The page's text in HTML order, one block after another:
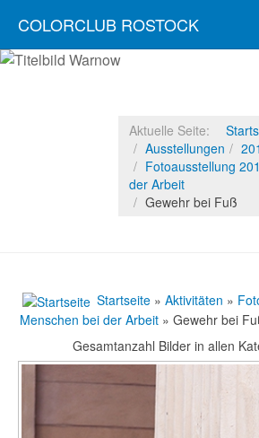
COLORCLUB ROSTOCK
Aktuelle Seite:
Ausstellungen
Fotoausstellung
der Arbeit
Gewehr bei Fuß
Startseite » Aktivitäten »
Menschen bei der Arbeit » Gewehr bei
Gesamtanzahl Bilder in allen